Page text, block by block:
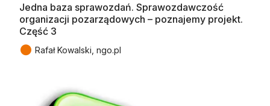
Jedna baza sprawozdań. Sprawozdawczość
organizacji pozarządowych – poznajemy projekt.
Część 3
● Rafał Kowalski, ngo.pl